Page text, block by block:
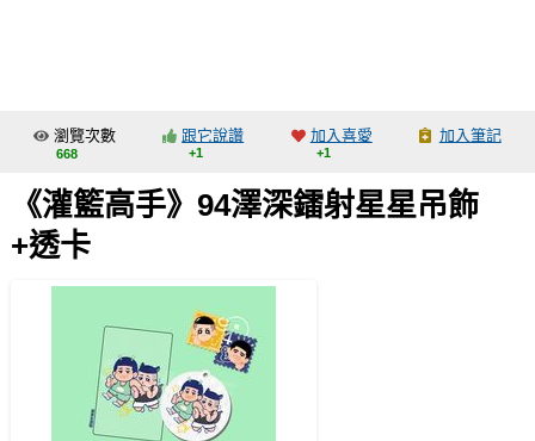
交流中心
攤位轉讓區
會員功能選單
登入
瀏覽次數
668
跟它說讚
+1
加入喜愛
+1
加入筆記
《灌籃高手》94澤深鐳射星星吊飾
+透卡